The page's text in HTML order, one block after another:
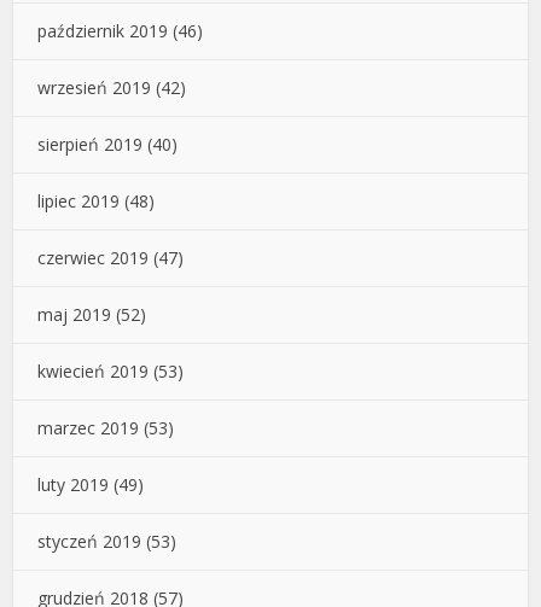
październik 2019 (46)
wrzesień 2019 (42)
sierpień 2019 (40)
lipiec 2019 (48)
czerwiec 2019 (47)
maj 2019 (52)
kwiecień 2019 (53)
marzec 2019 (53)
luty 2019 (49)
styczeń 2019 (53)
grudzień 2018 (57)